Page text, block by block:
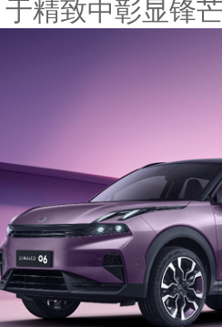
精致中彰显锋